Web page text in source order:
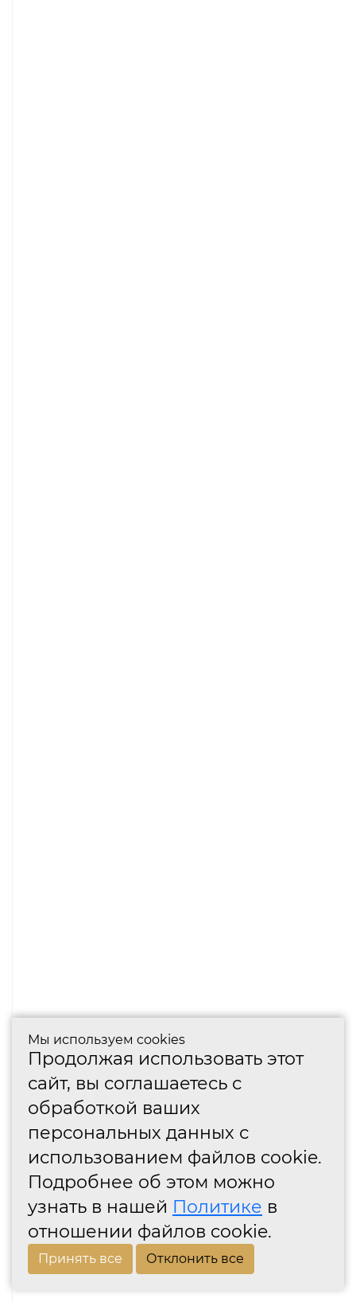
Мы используем cookies
Продолжая использовать этот
сайт, вы соглашаетесь с
обработкой ваших
персональных данных с
использованием файлов cookie.
Подробнее об этом можно
узнать в нашей Политике в
отношении файлов cookie.
Принять все Отклонить все